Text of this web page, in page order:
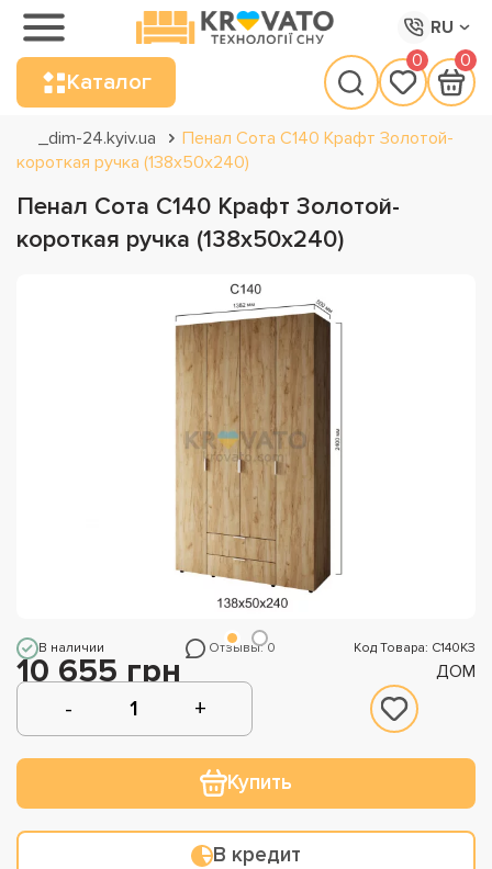
RU
Каталог
0 0
_dim-24.kyiv.ua
Пенал Сота С140 Крафт Золотой-
короткая ручка (138х50х240)
Пенал Сота С140 Крафт Золотой-
короткая ручка (138х50х240)
В наличии Отзывы: 0 Код Товара: С140КЗ
10 655 грн ДОМ
Купить
В кредит